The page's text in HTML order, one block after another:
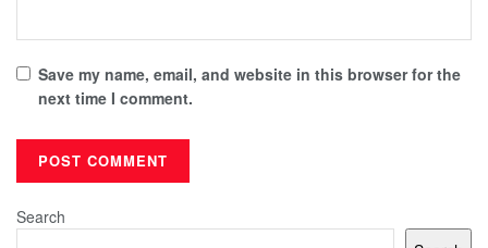
Save my name, email, and website in this browser for the
next time I comment.
Search